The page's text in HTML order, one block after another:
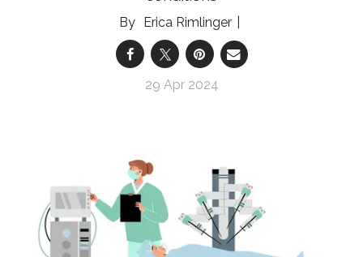
Erica Rimlinger
29 Apr 2024